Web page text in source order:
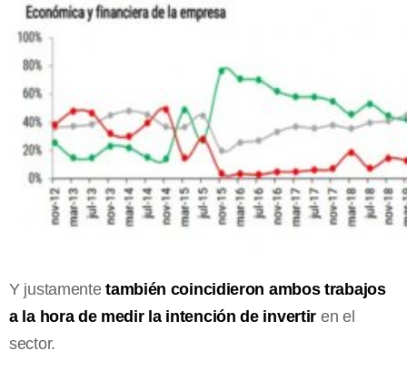
Y justamentetambién coincidieron ambos trabajos
a la hora de medir la intención de invertir en el
sector.